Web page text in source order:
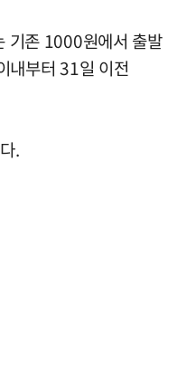
기존 1000원에서 출발
내부터 31일 이전
.